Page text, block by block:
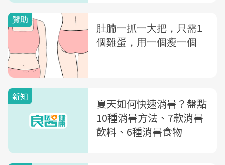
新知
夏天如何快速消暑？盤點
10種消暑方法、7款消暑
飲料、6種消暑食物